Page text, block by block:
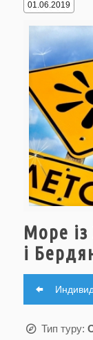
01.06.2019
Море
і
Тип туру: